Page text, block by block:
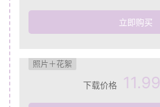
立即购买
照片＋花絮
下载价格 11.99